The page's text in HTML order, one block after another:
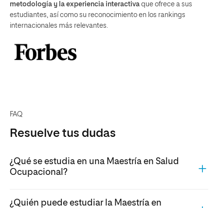
metodología y la experiencia interactiva que ofrece a sus
estudiantes, así como su reconocimiento en los rankings
internacionales más relevantes.
FAQ
Resuelve tus dudas
¿Qué se estudia en una Maestría en Salud
Ocupacional?
¿Quién puede estudiar la Maestría en